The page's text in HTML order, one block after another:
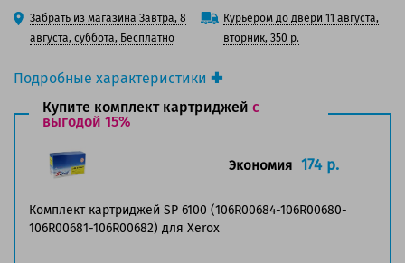
Подробные характеристики
Производитель принтера:Xerox
Производитель:Solution Print
Оригинальность:
Цвет:Голубой
Ресурс:5 000 страниц формата А4 при 5%
125 баллов
150 баллов
Забрать из магазина Завтра, 8
августа, суббота, Бесплатно
Курьером до двери 11 августа,
вторник, 350 р.
Купите комплект картриджей с
выгодой 15%
Комплект картриджей SP 6100 (106R00684-106R00680-
106R00681-106R00682) для Xerox
Экономия 174 р.